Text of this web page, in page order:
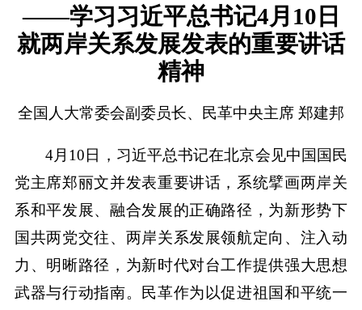
——学习习近平总书记4月10日
就两岸关系发展发表的重要讲话
精神
全国人大常委会副委员长、民革中央主席 郑建邦
4月10日，习近平总书记在北京会见中国国民
党主席郑丽文并发表重要讲话，系统擘画两岸关
系和平发展、融合发展的正确路径，为新形势下
国共两党交往、两岸关系发展领航定向、注入动
力、明晰路径，为新时代对台工作提供强大思想
武器与行动指南。民革作为以促进祖国和平统一